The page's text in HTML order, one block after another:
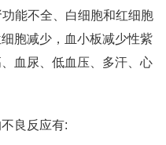
能不全、白细胞和红细胞
胞减少，血小板减少性紫
血尿、低血压、多汗、心
良反应有: